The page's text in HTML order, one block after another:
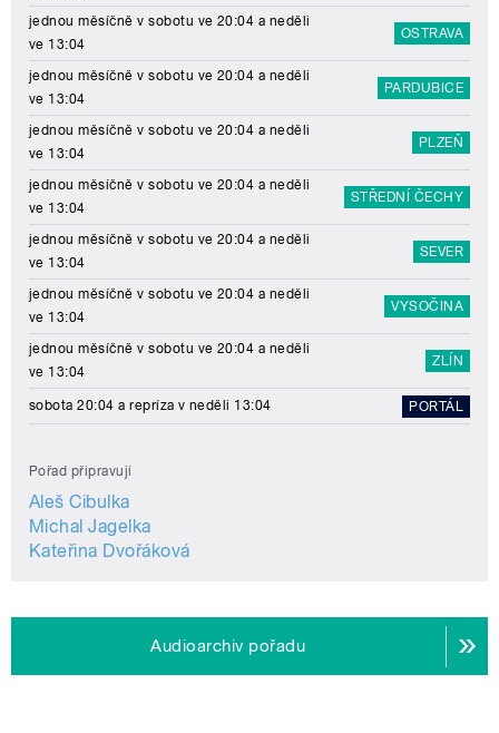
jednou měsíčně v sobotu ve 20:04 a neděli
ve 13:04
OSTRAVA
jednou měsíčně v sobotu ve 20:04 a neděli
ve 13:04
PARDUBICE
jednou měsíčně v sobotu ve 20:04 a neděli
ve 13:04
PLZEŇ
jednou měsíčně v sobotu ve 20:04 a neděli
ve 13:04
STŘEDNÍ ČECHY
jednou měsíčně v sobotu ve 20:04 a neděli
ve 13:04
SEVER
jednou měsíčně v sobotu ve 20:04 a neděli
ve 13:04
VYSOČINA
jednou měsíčně v sobotu ve 20:04 a neděli
ve 13:04
ZLÍN
sobota 20:04 a repríza v neděli 13:04 PORTÁL
Pořad připravují
Aleš Cibulka
Michal Jagelka
Kateřina Dvořáková
Audioarchiv pořadu